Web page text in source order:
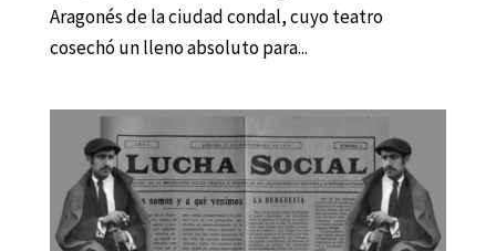
Aragonés de la ciudad condal, cuyo teatro
cosechó un lleno absoluto para...